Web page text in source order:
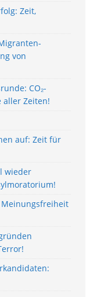
Zeit,
von
CO₂-
aller Zeiten!
auf: Zeit für
wieder
Meinungsfreiheit